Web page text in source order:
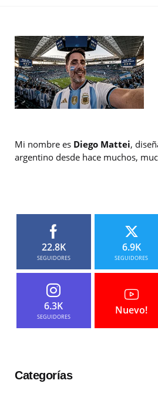
Mi nombre es Diego Mattei,
argentino desde hace muchos,
22.8K
SEGUIDORES
6.9K
SEGUIDORES
6.3K
SEGUIDORES
Nuevo!
Categorías